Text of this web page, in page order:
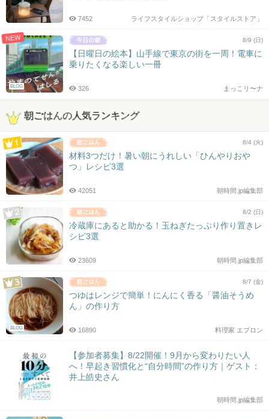
ライフスタイルショップ「スタイルストア」
7452
NEW
BLOG
8/9 (日)
【日曜日の絵本】山手線で東京の街を一周！電車に
乗りたくなる楽しい一冊
まっこリ〜ナ
326
朝ごはんの人気ランキング
8/4 (火)
材料3つだけ！暑い朝にうれしい「ひんやりおや
つ」レシピ3選
朝時間.jp編集部
42051
8/2 (日)
冷蔵庫にあると助かる！玉ねぎたっぷり作り置きレ
シピ3選
朝時間.jp編集部
23609
BLOG
8/7 (金)
つゆはレンジで簡単！にんにく香る「醤油そうめ
ん」の作り方
料理家 エプロン
16890
【参加者募集】8/22開催！9月から変わりたい人
へ！早起き習慣化と“自分時間”の作り方｜ゲスト：
井上皓史さん
朝時間.jp編集部